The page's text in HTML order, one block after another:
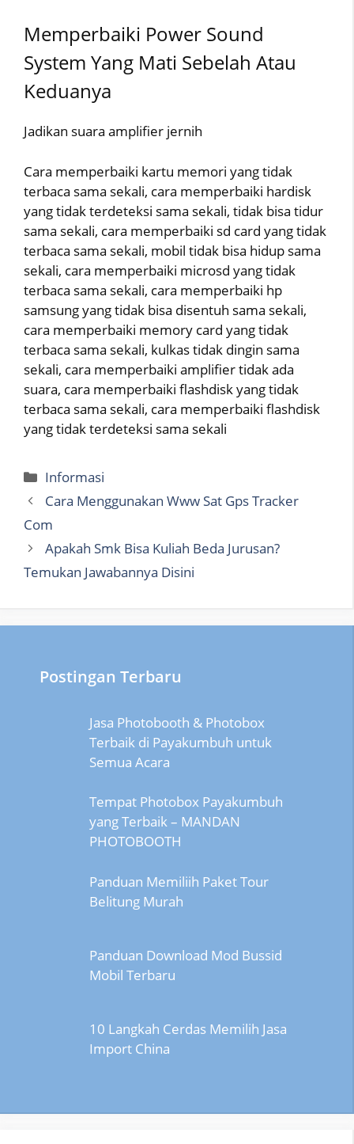
Memperbaiki Power Sound
System Yang Mati Sebelah Atau
Keduanya
Jadikan suara amplifier jernih
Cara memperbaiki kartu memori yang tidak
terbaca sama sekali, cara memperbaiki hardisk
yang tidak terdeteksi sama sekali, tidak bisa tidur
sama sekali, cara memperbaiki sd card yang tidak
terbaca sama sekali, mobil tidak bisa hidup sama
sekali, cara memperbaiki microsd yang tidak
terbaca sama sekali, cara memperbaiki hp
samsung yang tidak bisa disentuh sama sekali,
cara memperbaiki memory card yang tidak
terbaca sama sekali, kulkas tidak dingin sama
sekali, cara memperbaiki amplifier tidak ada
suara, cara memperbaiki flashdisk yang tidak
terbaca sama sekali, cara memperbaiki flashdisk
yang tidak terdeteksi sama sekali
Categories
Informasi
Cara Menggunakan Www Sat Gps Tracker
Com
Apakah Smk Bisa Kuliah Beda Jurusan?
Temukan Jawabannya Disini
Postingan Terbaru
Jasa Photobooth & Photobox
Terbaik di Payakumbuh untuk
Semua Acara
Tempat Photobox Payakumbuh
yang Terbaik – MANDAN
PHOTOBOOTH
Panduan Memiliih Paket Tour
Belitung Murah
Panduan Download Mod Bussid
Mobil Terbaru
10 Langkah Cerdas Memilih Jasa
Import China